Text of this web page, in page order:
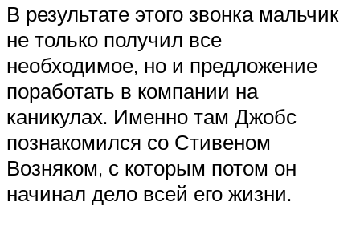
В результате этого звонка мальчик
не только получил все
необходимое, но и предложение
поработать в компании на
каникулах. Именно там Джобс
познакомился со Стивеном
Возняком, с которым потом он
начинал дело всей его жизни.